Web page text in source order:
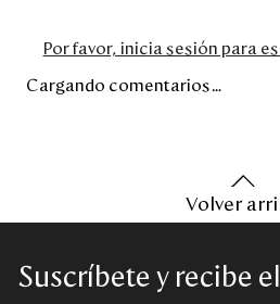
Por favor, inicia sesión para
Cargando comentarios…
Volver
Suscríbete y recibe